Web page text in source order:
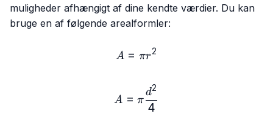
muligheder afhængigt af dine kendte værdier. Du kan
bruge en af følgende arealformler:
A = πr²
A = πr2
A = π \frac{d²}{4}
A = π 4
d2